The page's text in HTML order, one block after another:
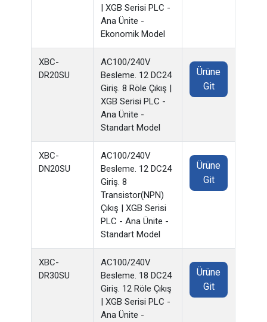
| XGB Serisi PLC -
Ana Ünite -
Ekonomik Model
XBC-
DR20SU
AC100/240V
Besleme. 12 DC24
Giriş. 8 Röle Çıkış |
XGB Serisi PLC -
Ana Ünite -
Standart Model
Ürüne
Git
XBC-
DN20SU
AC100/240V
Besleme. 12 DC24
Giriş. 8
Transistor(NPN)
Çıkış | XGB Serisi
PLC - Ana Ünite -
Standart Model
Ürüne
Git
XBC-
DR30SU
AC100/240V
Besleme. 18 DC24
Giriş. 12 Röle Çıkış
| XGB Serisi PLC -
Ana Ünite -
Ürüne
Git